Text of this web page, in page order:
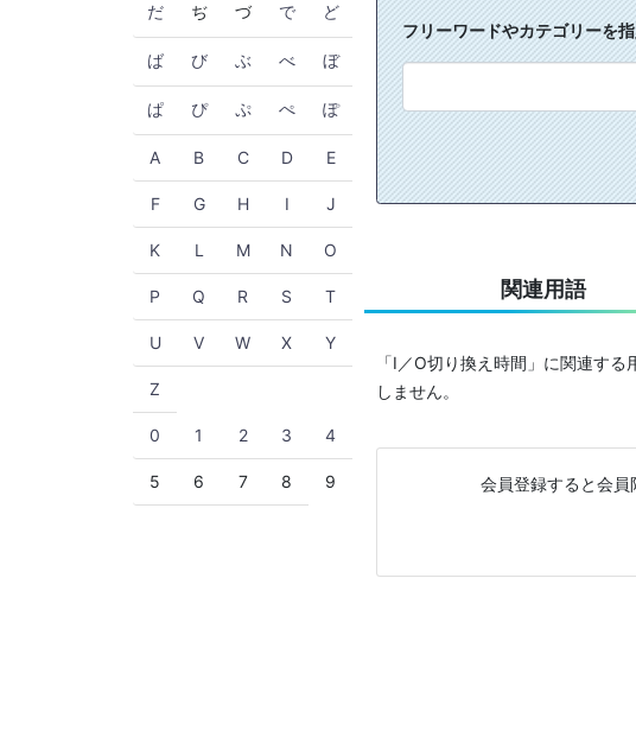
だ ぢ づ で ど
ば び ぶ べ ぼ
ぱ ぴ ぷ ぺ ぽ
A B C D E
F G H I J
K L M N O
P Q R S T
U V W X Y
Z
0 1 2 3 4
5 6 7 8 9
フリーワードやカテゴリーを
関連用語
「I／O切り換え時間」に関連する
しません。
会員登録すると会員